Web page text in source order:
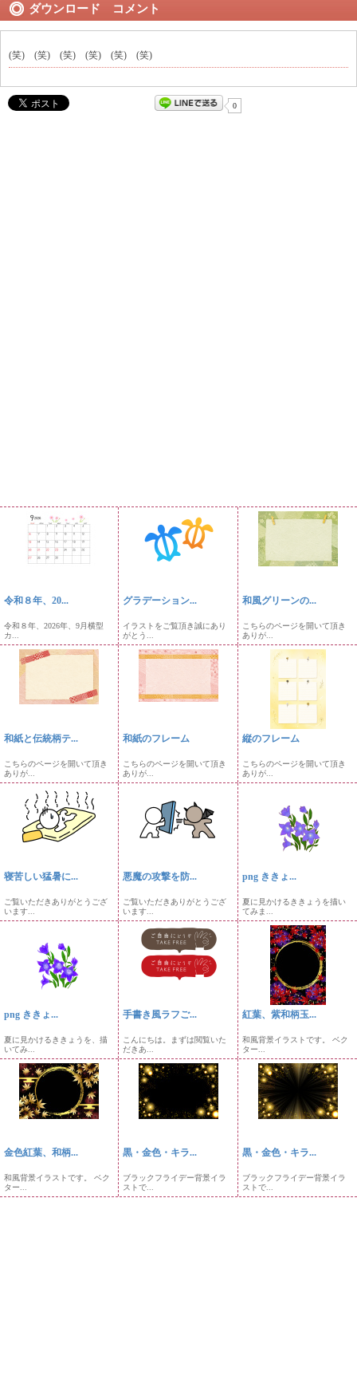
ダウンロード コメント
(笑) (笑) (笑) (笑) (笑) (笑)
0
令和８年、20...
令和８年、2026年、9月横型
カ...
グラデーション...
イラストをご覧頂き誠にあり
がとう...
和風グリーンの...
こちらのページを開いて頂き
ありが...
和紙と伝統柄テ...
こちらのページを開いて頂き
ありが...
和紙のフレーム
こちらのページを開いて頂き
ありが...
縦のフレーム
こちらのページを開いて頂き
ありが...
寝苦しい猛暑に...
ご覧いただきありがとうござ
います...
悪魔の攻撃を防...
ご覧いただきありがとうござ
います...
png ききょ...
夏に見かけるききょうを描い
てみま...
png ききょ...
夏に見かけるききょうを、描
いてみ...
手書き風ラフご...
こんにちは。まずは閲覧いた
だきあ...
紅葉、紫和柄玉...
和風背景イラストです。 ベク
ター...
金色紅葉、和柄...
和風背景イラストです。 ベク
ター...
黒・金色・キラ...
ブラックフライデー背景イラ
ストで...
黒・金色・キラ...
ブラックフライデー背景イラ
ストで...